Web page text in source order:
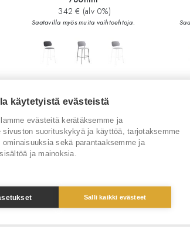
342 € (alv 0%)
Saatavilla myös muita vaihtoehtoja.
käytetyistä evästeistä
evästeitä kerätäksemme ja
sivuston suorituskykyä ja käyttöä, tarjotaksemme
sekä parantaaksemme ja
ja mainoksia.
Salli kaikki evästeet